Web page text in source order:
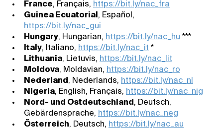
France, Français, https://bit.ly/nac_fra
Guinea Ecuatorial, Español,
https://bit.ly/nac_gui
Hungary, Hungarian, https://bit.ly/nac_hu ***
Italy, Italiano, https://bit.ly/nac_it *
Lithuania, Lietuvis, https://bit.ly/nac_lit
Moldova, Moldavian, https://bit.ly/nac_ro
Nederland, Nederlands, https://bit.ly/nac_nl
Nigeria, English, Français, https://bit.ly/nac_nig
Nord- und Ostdeutschland, Deutsch,
Gebärdensprache, https://bit.ly/nac_neg
Österreich, Deutsch, https://bit.ly/nac_au